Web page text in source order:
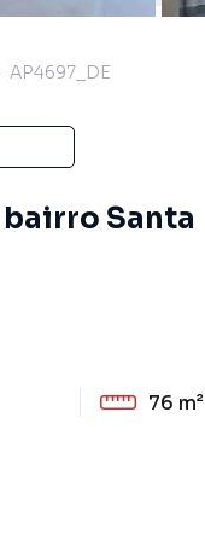
AP4697_DE
Santa
76 m²